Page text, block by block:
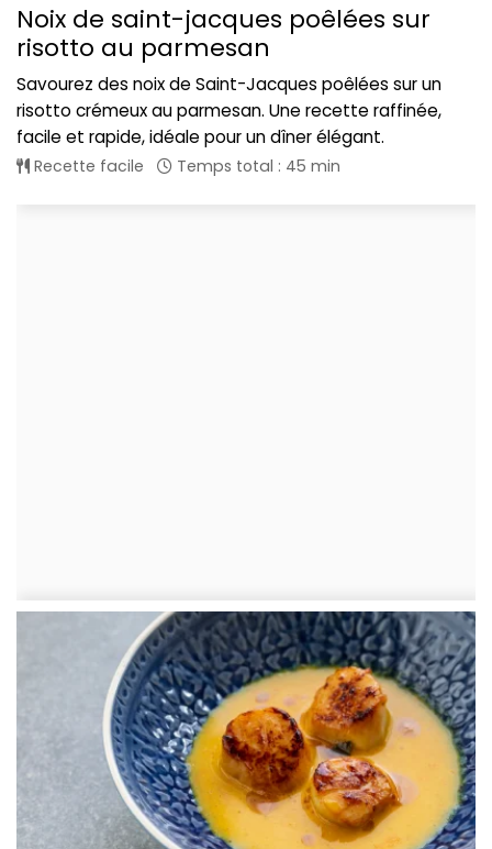
Noix de saint-jacques poêlées sur
risotto au parmesan
Savourez des noix de Saint-Jacques poêlées sur un
risotto crémeux au parmesan. Une recette raffinée,
facile et rapide, idéale pour un dîner élégant.
Recette facile Temps total : 45 min